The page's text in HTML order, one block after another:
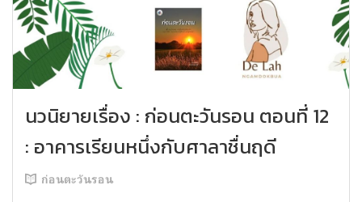
นวนิยายเรื่อง : ก่อนตะวันรอน ตอนที่ 12
: อาคารเรียนหนึ่งกับศาลาชื่นฤดี
ก่อนตะวันรอน